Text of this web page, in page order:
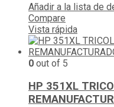
Añadir a la lista de
Compare
Vista rápida
0 out of 5
HP 351XL